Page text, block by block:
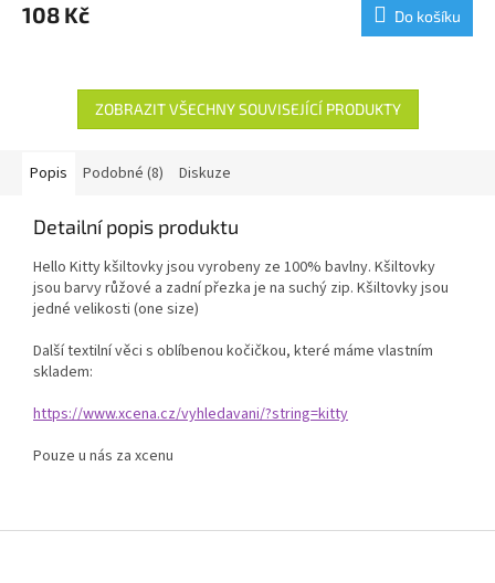
108 Kč Do košíku
ZOBRAZIT VŠECHNY SOUVISEJÍCÍ PRODUKTY
Popis Podobné (8) Diskuze
Detailní popis produktu
Hello Kitty kšiltovky jsou vyrobeny ze 100% bavlny. Kšiltovky
jsou barvy růžové a zadní přezka je na suchý zip. Kšiltovky jsou
jedné velikosti (one size)
Další textilní věci s oblíbenou kočičkou, které máme vlastním
skladem:
https://www.xcena.cz/vyhledavani/?string=kitty
Pouze u nás za xcenu